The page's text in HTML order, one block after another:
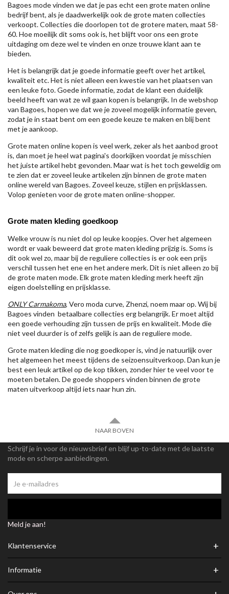
Bagoes mode vinden we dat je pas echt een grote maten online
bedrijf bent, als je daadwerkelijk ook de grote maten collecties
verkoopt. Collecties die doorlopen tot de grotere maten, maat 58-
60. Hoe moeilijk dit soms ook is, het blijft voor ons een grote
uitdaging om deze wel te vinden en onze trouwe klant aan te
bieden.
Het is belangrijk dat je goede informatie geeft over het artikel,
kwaliteit etc. Het is niet alleen een kwestie van het plaatsen van
een leuke foto. Goede informatie, zodat de klant een duidelijk
beeld heeft van wat ze wil gaan kopen is belangrijk. In de webshop
van Bagoes, hopen we dat we je zoveel mogelijk informatie geven,
zodat je in staat bent om een goede keuze te maken en blij bent
met je aankoop.
Grote maten online kopen is veel werk, zeker als het aanbod groot
is, dan moet je heel wat pagina's doorkijken voordat je misschien
het juiste artikel hebt gevonden. Maar wat is het toch geweldig om
te zien dat er zoveel leuke artikelen zijn binnen de grote maten
online wereld van Bagoes. Zoveel keuze, stijlen en prijsklassen.
Volop genieten voor de grote maten online-shopper.
Grote maten kleding goedkoop
Welke vrouw is nu niet dol op leuke koopjes. Over het algemeen
wordt er vaak beweerd dat grote maten kleding prijzig is. Soms is
dit ook wel zo, maar bij de reguliere collecties is er ook een prijs
verschil tussen het ene en het andere merk. Dit is niet alleen zo bij
de grote maten mode. Elk grote maten kleding merk heeft zijn
eigen doelstelling en prijsklasse.
ONLY Carmakoma, Vero moda curve, Zhenzi, noem maar op. Wij bij
Bagoes vinden betaalbare collecties erg belangrijk. Er moet altijd
een goede verhouding zijn tussen de prijs en kwaliteit. Mode die
niet veel duurder is of zelfs gelijk is aan de reguliere mode.
Grote maten kleding die nog goedkoper is, vind je natuurlijk over
het algemeen het meest tijdens de seizoensuitverkoop. Dan kun je
best een leuk artikel op de kop tikken, zonder hier te veel voor te
moeten betalen. De goede shoppers vinden binnen de grote
maten uitverkoop altijd iets naar hun zin.
NAAR BOVEN
Schrijf je in voor de nieuwsbrief en blijf up-to-date met de laatste
mode en scherpe aanbiedingen.
Meld je aan!
Klantenservice +
Informatie +